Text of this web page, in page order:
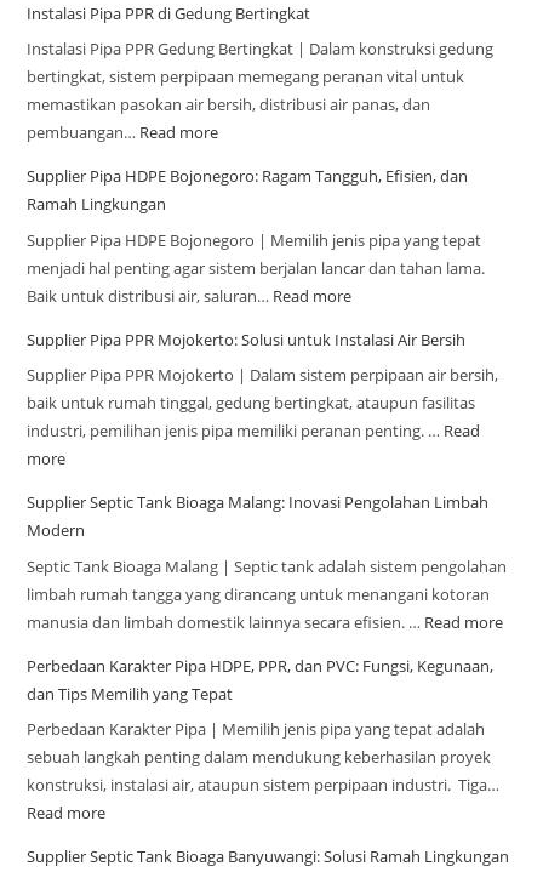
Instalasi Pipa PPR di Gedung Bertingkat
Instalasi Pipa PPR Gedung Bertingkat | Dalam konstruksi gedung
bertingkat, sistem perpipaan memegang peranan vital untuk
memastikan pasokan air bersih, distribusi air panas, dan
pembuangan… Read more
Supplier Pipa HDPE Bojonegoro: Ragam Tangguh, Efisien, dan
Ramah Lingkungan
Supplier Pipa HDPE Bojonegoro | Memilih jenis pipa yang tepat
menjadi hal penting agar sistem berjalan lancar dan tahan lama.
Baik untuk distribusi air, saluran… Read more
Supplier Pipa PPR Mojokerto: Solusi untuk Instalasi Air Bersih
Supplier Pipa PPR Mojokerto | Dalam sistem perpipaan air bersih,
baik untuk rumah tinggal, gedung bertingkat, ataupun fasilitas
industri, pemilihan jenis pipa memiliki peranan penting. … Read
more
Supplier Septic Tank Bioaga Malang: Inovasi Pengolahan Limbah
Modern
Septic Tank Bioaga Malang | Septic tank adalah sistem pengolahan
limbah rumah tangga yang dirancang untuk menangani kotoran
manusia dan limbah domestik lainnya secara efisien. … Read more
Perbedaan Karakter Pipa HDPE, PPR, dan PVC: Fungsi, Kegunaan,
dan Tips Memilih yang Tepat
Perbedaan Karakter Pipa | Memilih jenis pipa yang tepat adalah
sebuah langkah penting dalam mendukung keberhasilan proyek
konstruksi, instalasi air, ataupun sistem perpipaan industri. Tiga…
Read more
Supplier Septic Tank Bioaga Banyuwangi: Solusi Ramah Lingkungan